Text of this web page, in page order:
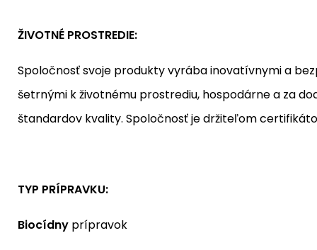
ŽIVOTNÉ PROSTREDIE:
Spoločnosť svoje produkty vyrába inovatívnymi a
šetrnými k životnému prostrediu, hospodárne a za
štandardov kvality. Spoločnosť je držiteľom certifikátov
TYP PRÍPRAVKU:
Biocídny prípravok